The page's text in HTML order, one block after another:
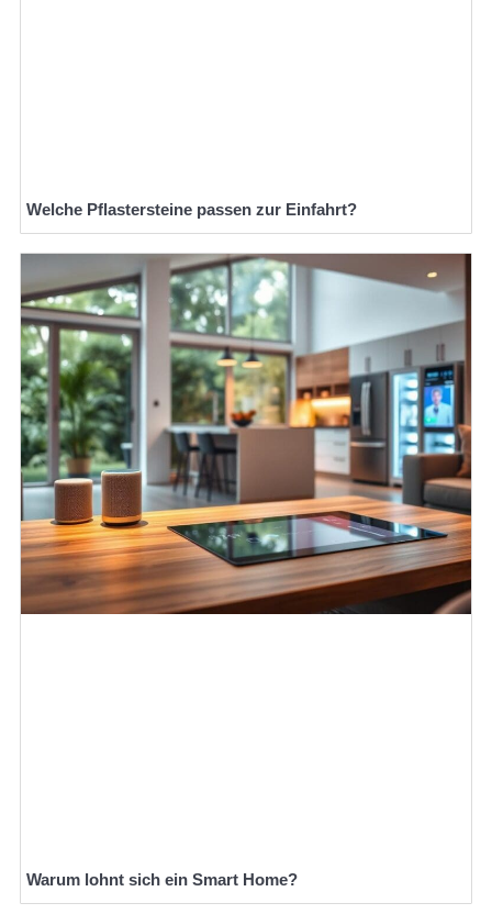
Welche Pflastersteine passen zur Einfahrt?
Warum lohnt sich ein Smart Home?